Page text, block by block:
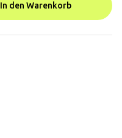
In den Warenkorb